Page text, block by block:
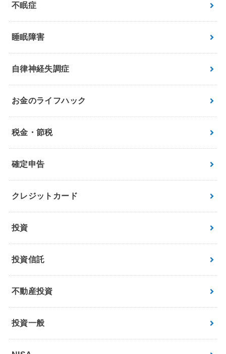
不眠症
睡眠障害
自律神経失調症
お金のライフハック
税金・節税
確定申告
クレジットカード
投資
投資信託
不動産投資
投資一般